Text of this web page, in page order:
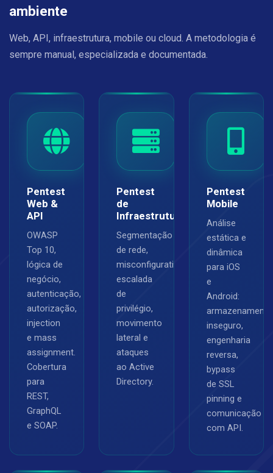
ambiente
Web, API, infraestrutura, mobile ou cloud. A metodologia é
sempre manual, especializada e documentada.
Pentest
Web &
API
OWASP
Top 10,
lógica de
negócio,
autenticação,
autorização,
injection
e mass
assignment.
Cobertura
para
REST,
GraphQL
e SOAP.
Pentest
de
Infraestrutura
Segmentação
de rede,
misconfigurations,
escalada
de
privilégio,
movimento
lateral e
ataques
ao Active
Directory.
Pentest
Mobile
Análise
estática e
dinâmica
para iOS
e
Android:
armazenamento
inseguro,
engenharia
reversa,
bypass
de SSL
pinning e
comunicação
com API.